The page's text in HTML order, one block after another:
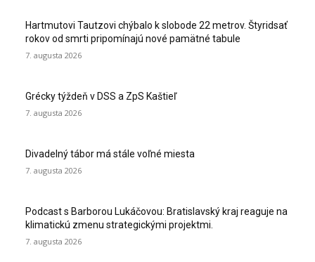
Hartmutovi Tautzovi chýbalo k slobode 22 metrov. Štyridsať
rokov od smrti pripomínajú nové pamätné tabule
7. augusta 2026
Grécky týždeň v DSS a ZpS Kaštieľ
7. augusta 2026
Divadelný tábor má stále voľné miesta
7. augusta 2026
Podcast s Barborou Lukáčovou: Bratislavský kraj reaguje na
klimatickú zmenu strategickými projektmi.
7. augusta 2026